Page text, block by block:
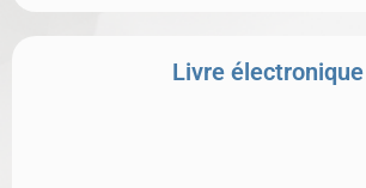
Livre électronique